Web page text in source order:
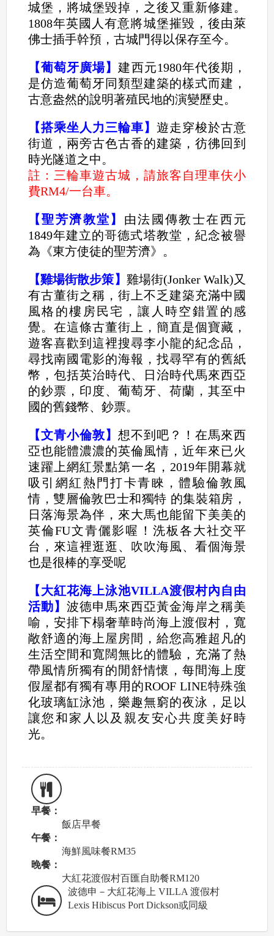
城堡，將城堡毀掉，之後又重新修建。
1808年英國人有意將城堡摧毀，後由萊
佛士插手幹預，古城門得以保存至今。
【葡萄牙廣場】建西元1980年代後期，
是仿造葡萄牙同類型建築的樣式而建，
古意盎然的說明著殖民地的演變歷史。
【搭乘坐人力三輪車】 遊走穿梭於古意
街道，兩旁古色古香的建築，彷彿回到
時光隧道之中。
註：三輪車遊古城，請旅客自理車伕小
費RM4/一台車。
【聖芳濟教堂】 由法國傳教士在西元
1849年建立的哥德式塔教堂，紀念被譽
為《東方使徒的聖芳濟》。
【雞場街散步策】 雞場街(Jonker Walk)又
有古董街之稱，街上不乏建築充滿中國
風格的樓房民宅，讓人時空錯置的感
覺。在這條古董街上，簡直是個寶藏，
遊客喜歡到這裡搜尋李小龍的紀念品，
尋找南國電影的海報，找尋罕有的舊紙
幣，包括英治時代、日治時代馬來西亞
的鈔票，印度、葡萄牙、荷蘭，其至中
國的舊錢幣、鈔票。
【文青小倫敦】 想不到吧？！在馬來西
亞也能體濃濃的英倫風情，近年來已火
速躍上網紅景點第一名，2019年開幕就
吸引網紅熱門打卡青睞，體驗倫敦風
情，雙層倫敦巴士和獨特 的集裝箱房，
日落海景為伴，來大馬也能留下美美的
英倫FU文青儷影喔！洗板各大社交平
台，來這裡逛逛、吹吹海風、看個海景
也是很棒的享受呢
【大紅花海上泳池VILLA渡假村內自由
活動】 波德申馬來西亞黃金海岸之稱美
喻，安排下榻奢華時尚海上渡假村，寬
敞舒適的海上屋房間，給您高雅超凡的
生活空間和寬闊無比的體驗，充滿了熱
帶風情所獨有的閒舒情懷，每間海上度
假屋都有獨有專用的ROOF LINE特殊強
化玻璃缸泳池，樂趣無窮的夜泳，足以
讓您和家人以及親友安心共度美好時
光。
早餐：
飯店早餐
午餐：
海鮮風味餐RM35
晚餐：
大紅花渡假村百匯自助餐RM120
波德申－大紅花海上 VILLA 渡假村
Lexis Hibiscus Port Dickson或同級